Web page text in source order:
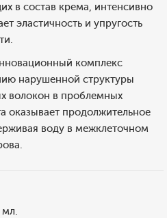
в состав крема, интенсивно
эластичность и упругость
комплекс
нарушенной структуры
волокон в проблемных
оказывает продолжительное
воду в межклеточном
мл.